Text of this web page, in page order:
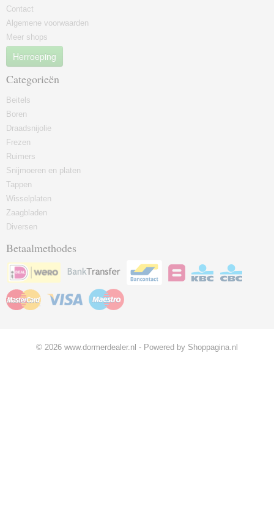
Contact
Algemene voorwaarden
Meer shops
Herroeping
Categorieën
Beitels
Boren
Draadsnijolie
Frezen
Ruimers
Snijmoeren en platen
Tappen
Wisselplaten
Zaagbladen
Diversen
Betaalmethodes
© 2026 www.dormerdealer.nl - Powered by Shoppagina.nl